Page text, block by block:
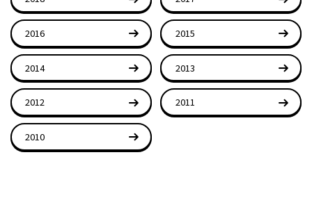
2016 2015
2014 2013
2012 2011
2010